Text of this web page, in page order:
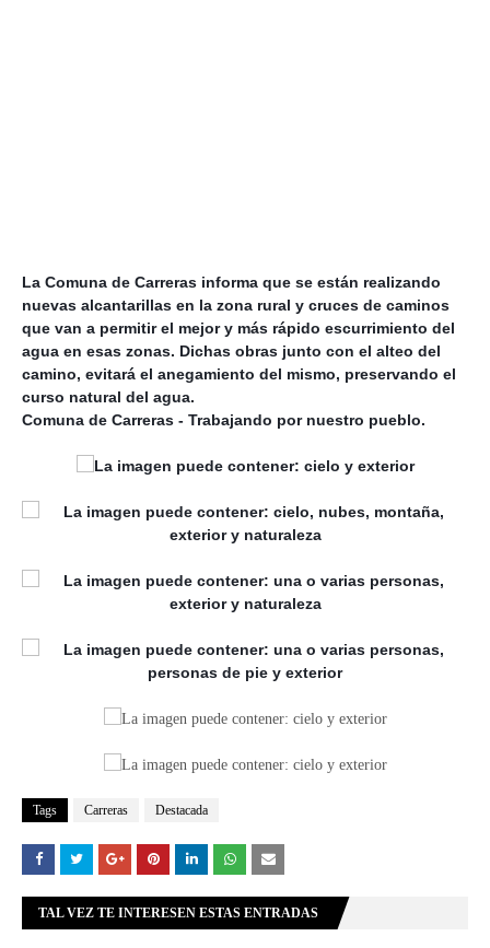
La Comuna de Carreras informa que se están realizando
nuevas alcantarillas en la zona rural y cruces de caminos
que van a permitir el mejor y más rápido escurrimiento del
agua en esas zonas. Dichas obras junto con el alteo del
camino, evitará el anegamiento del mismo, preservando el
curso natural del agua.
Comuna de Carreras - Trabajando por nuestro pueblo.
Tags Carreras Destacada
TAL VEZ TE INTERESEN ESTAS ENTRADAS